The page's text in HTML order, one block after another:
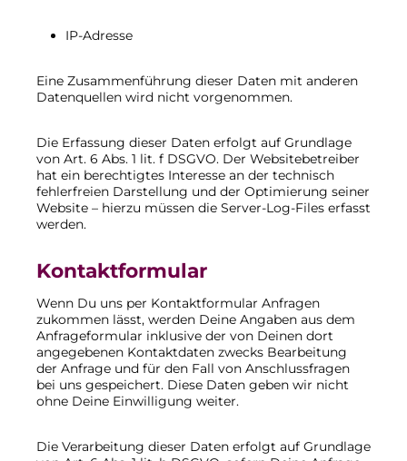
IP-Adresse
Eine Zusammenführung dieser Daten mit anderen
Datenquellen wird nicht vorgenommen.
Die Erfassung dieser Daten erfolgt auf Grundlage
von Art. 6 Abs. 1 lit. f DSGVO. Der Websitebetreiber
hat ein berechtigtes Interesse an der technisch
fehlerfreien Darstellung und der Optimierung seiner
Website – hierzu müssen die Server-Log-Files erfasst
werden.
Kontaktformular
Wenn Du uns per Kontaktformular Anfragen
zukommen lässt, werden Deine Angaben aus dem
Anfrageformular inklusive der von Deinen dort
angegebenen Kontaktdaten zwecks Bearbeitung
der Anfrage und für den Fall von Anschlussfragen
bei uns gespeichert. Diese Daten geben wir nicht
ohne Deine Einwilligung weiter.
Die Verarbeitung dieser Daten erfolgt auf Grundlage